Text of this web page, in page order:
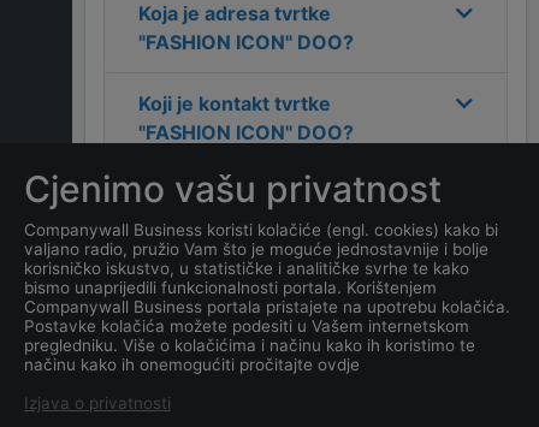
Koja je adresa tvrtke
"FASHION ICON" DOO?
Koji je kontakt tvrtke
"FASHION ICON" DOO?
Koliko ima zaposlenih
kompanija"FASHION ICON"
DOO ?
Koji je datum osnivanja
tvrtke"FASHION ICON"
DOO?
Cjenimo vašu privatnost
Companywall Business koristi kolačiće (engl. cookies) kako bi
valjano radio, pružio Vam što je moguće jednostavnije i bolje
korisničko iskustvo, u statističke i analitičke svrhe te kako
bismo unaprijedili funkcionalnosti portala. Korištenjem
Companywall Business portala pristajete na upotrebu kolačića.
Postavke kolačića možete podesiti u Vašem internetskom
pregledniku. Više o kolačićima i načinu kako ih koristimo te
načinu kako ih onemogućiti pročitajte ovdje
Izjava o privatnosti